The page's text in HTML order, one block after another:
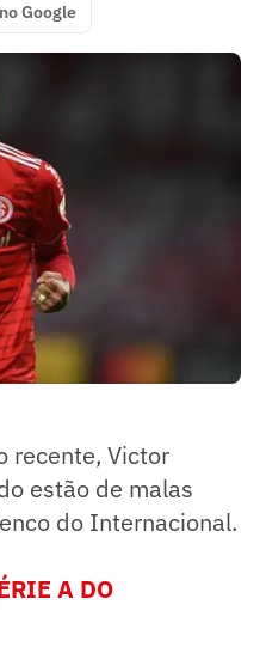
Google
recente, Victor
estão de malas
do Internacional.
A DO